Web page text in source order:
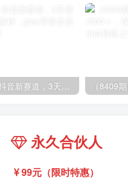
（7814期）抖音新赛道，3天涨粉1W+，变现多样，giao哥英文语录
永久合伙人
99元（限时特惠）